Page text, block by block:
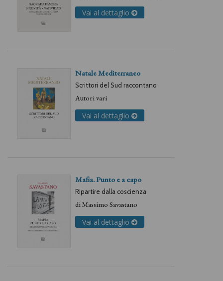
Vai al dettaglio
Natale Mediterraneo
Scrittori del Sud raccontano
Autori vari
Vai al dettaglio
Mafia. Punto e a capo
Ripartire dalla coscienza
diMassimo Savastano
Vai al dettaglio